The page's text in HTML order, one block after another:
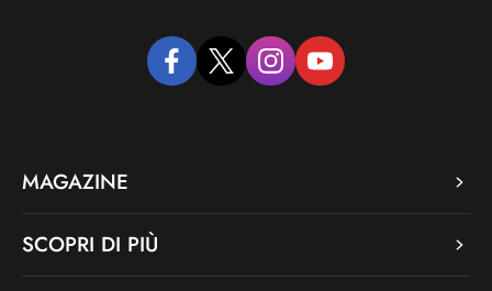
facebooktwitter instagramyoutube
MAGAZINE
SCOPRI DI PIÙ